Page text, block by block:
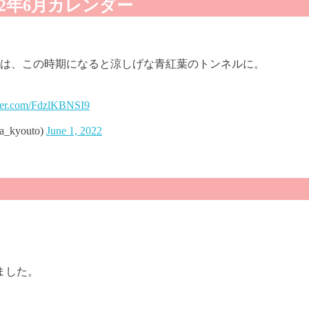
年6月カレンダー
この時期になると涼しげな青紅葉のトンネルに。​
FdzlKBNSI9
June 1, 2022
た。